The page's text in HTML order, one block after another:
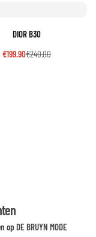
DIOR B30
€240.00
€199.90
DE BRUYN MODE